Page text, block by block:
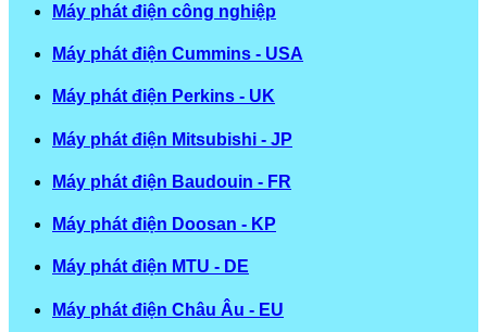
Máy phát điện công nghiệp
Máy phát điện Cummins - USA
Máy phát điện Perkins - UK
Máy phát điện Mitsubishi - JP
Máy phát điện Baudouin - FR
Máy phát điện Doosan - KP
Máy phát điện MTU - DE
Máy phát điện Châu Âu - EU